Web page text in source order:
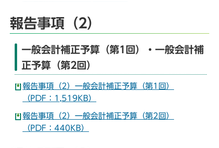
報告事項（2）
一般会計補正予算（第1回）・一般会計補
正予算（第2回）
報告事項（2）一般会計補正予算（第1回）
（PDF：1,519KB）
報告事項（2）一般会計補正予算（第2回）
（PDF：440KB）